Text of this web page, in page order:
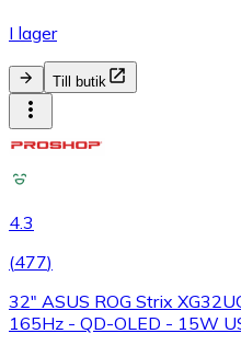
I lager
Till butik
4.3
(477)
32" ASUS ROG Strix
165Hz - QD-OLED - 15W